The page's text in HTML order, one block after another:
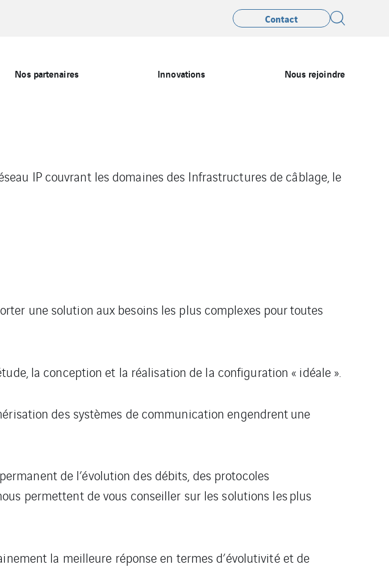
Contact
Nos partenaires Innovations Nous rejoindre
IP couvrant les domaines des Infrastructures de câblage, le
une solution aux besoins les plus complexes pourtoutes
la conception et la réalisation de la configuration « idéale ».
des systèmes de communication engendrentune
de l’évolution des débits, des protocoles
permettent de vous conseiller sur les solutions lesplus
la meilleure réponse en termes d’évolutivité et de